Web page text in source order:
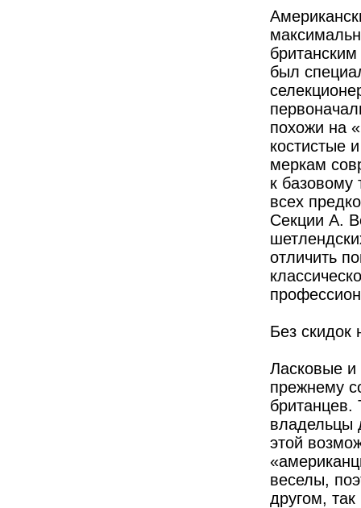
был
похожи на
костистые
меркам
к базовому
всех
Секции А.
отличить
Без скидок
Ласковые
прежнему
британцев.
владельцы
этой
веселы,
другом,